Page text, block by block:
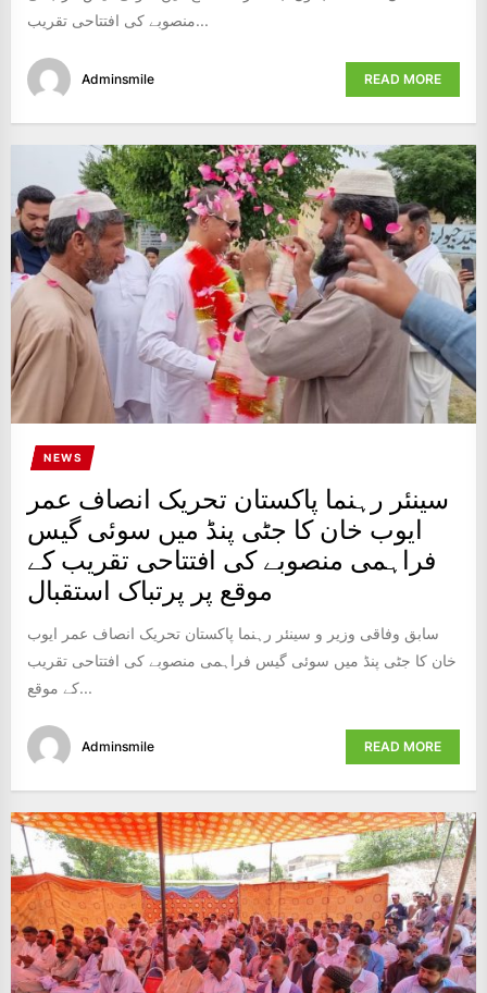
منصوبے کی افتتاحی تقریب...
Adminsmile READ MORE
NEWS
سینئر رہنما پاکستان تحریک انصاف عمر
ایوب خان کا جٹی پنڈ میں سوئی گیس
فراہمی منصوبے کی افتتاحی تقریب کے
موقع پر پرتباک استقبال
سابق وفاقی وزیر و سینئر رہنما پاکستان تحریک انصاف عمر ایوب
خان کا جٹی پنڈ میں سوئی گیس فراہمی منصوبے کی افتتاحی تقریب
کے موقع...
Adminsmile READ MORE